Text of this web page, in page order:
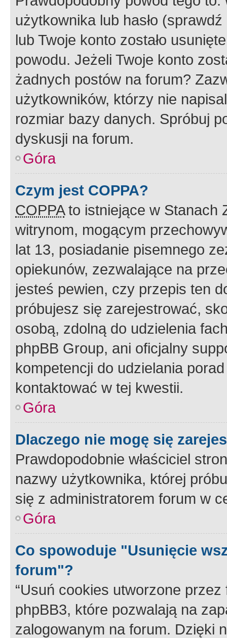
użytkownika lub hasło
lub Twoje konto zostało
powodu. Jeżeli Twoje konto
żadnych postów na forum?
użytkowników, którzy nie
rozmiar bazy danych. Spróbuj
dyskusji na forum.
Góra
Czym jest COPPA?
COPPAto istniejące w Stanach
witrynom, mogącym
lat 13, posiadanie pisemnego
opiekunów, zezwalające na
jesteś pewien, czy przepis ten
próbujesz się zarejestrować,
osobą, zdolną do udzielenia
phpBB Group, ani oficjalny
kompetencji do udzielania
kontaktować w tej kwestii.
Góra
Dlaczego nie mogę się
Prawdopodobnie właściciel
nazwy użytkownika, której
się z administratorem forum w
Góra
Co spowoduje "Usunięcie
forum"?
“Usuń cookies utworzone
phpBB3, które pozwalają na
zalogowanym na forum. Dzięki